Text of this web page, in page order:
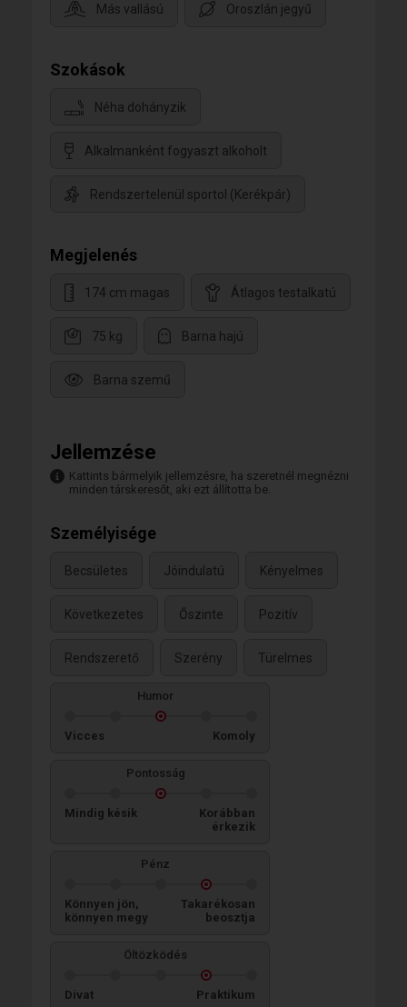
Más vallású Oroszlán jegyű
Szokások
Néha dohányzik
Alkalmanként fogyaszt alkoholt
Rendszertelenül sportol (Kerékpár)
Megjelenés
174 cm magas Átlagos testalkatú
75 kg Barna hajú
Barna szemű
Jellemzése
Kattints bármelyik jellemzésre, ha szeretnél megnézni
minden társkeresőt, aki ezt állította be.
Személyisége
Becsületes Jóindulatú Kényelmes
Következetes Őszinte Pozitív
Rendszerető Szerény Türelmes
Humor
Vicces Komoly
Pontosság
Mindig késik
Korábban
érkezik
Pénz
Könnyen jön,
könnyen megy
Takarékosan
beosztja
Öltözködés
Divat Praktikum